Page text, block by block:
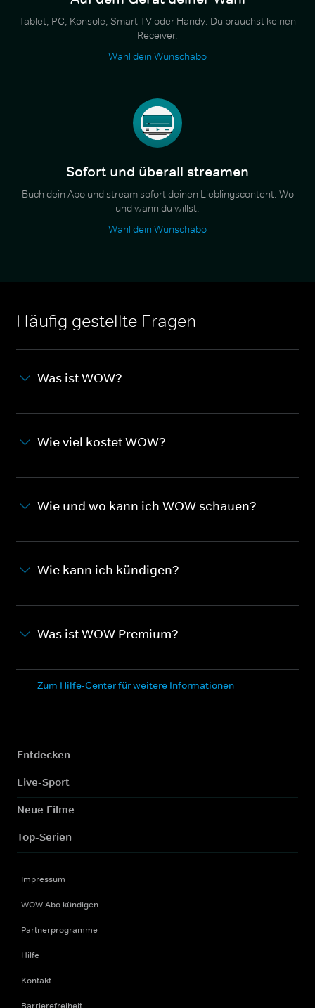
Tablet, PC, Konsole, Smart TV oder Handy. Du brauchst keinen
Receiver.
Wähl dein Wunschabo
Sofort und überall streamen
Buch dein Abo und stream sofort deinen Lieblingscontent. Wo
und wann du willst.
Wähl dein Wunschabo
Häufig gestellte Fragen
Was ist WOW?
Wie viel kostet WOW?
Wie und wo kann ich WOW schauen?
Wie kann ich kündigen?
Was ist WOW Premium?
Zum Hilfe-Center für weitere Informationen
Entdecken
Live-Sport
Neue Filme
Top-Serien
Impressum
WOW Abo kündigen
Partnerprogramme
Hilfe
Kontakt